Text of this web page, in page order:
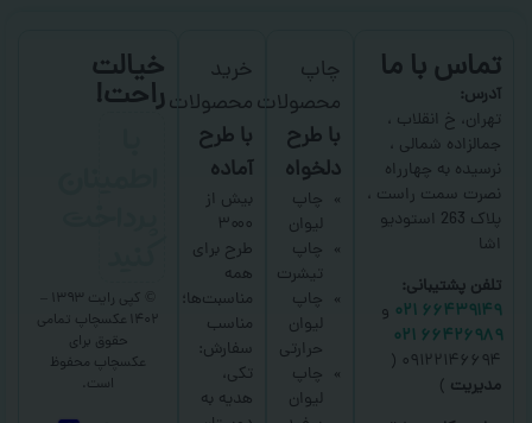
تماس با ما
آدرس:
تهران، خ انقلاب ،
جمالزاده شمالی ،
نرسیده به چهارراه
نصرت سمت راست ،
پلاک 263 استودیو
اشا
تلفن پشتیبانی:
۶۶۴۳۹۱۴۹ ۰۲۱
و
۶۶۴۲۶۹۸۹ ۰۲۱
۰۹۱۲۲۱۴۶۶۹۴ (
مدیریت )
چاپ
محصولات
با طرح
دلخواه
چاپ
لیوان
چاپ
تیشرت
چاپ
لیوان
حرارتی
چاپ
لیوان
خرید
محصولات
با طرح
آماده
بیش از
۳۰۰۰
طرح برای
همه
مناسبت‌ها؛
مناسب
سفارش:
تکی،
هدیه به
خیالت
راحت!
۱۴۰۲ عکسچاپ
تمامی
حقوق برای
عکسچاپ محفوظ
است.